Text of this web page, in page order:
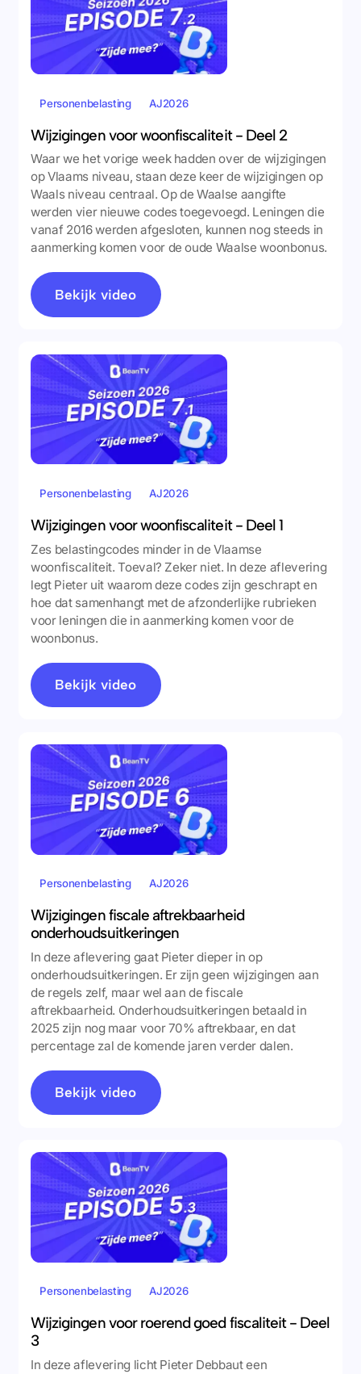
Personenbelasting AJ2026
Wijzigingen voor woonfiscaliteit - Deel 2
Waar we het vorige week hadden over de wijzigingen
op Vlaams niveau, staan deze keer de wijzigingen op
Waals niveau centraal. Op de Waalse aangifte
werden vier nieuwe codes toegevoegd. Leningen die
vanaf 2016 werden afgesloten, kunnen nog steeds in
aanmerking komen voor de oude Waalse woonbonus.
Bekijk video
Personenbelasting AJ2026
Wijzigingen voor woonfiscaliteit - Deel 1
Zes belastingcodes minder in de Vlaamse
woonfiscaliteit. Toeval? Zeker niet. In deze aflevering
legt Pieter uit waarom deze codes zijn geschrapt en
hoe dat samenhangt met de afzonderlijke rubrieken
voor leningen die in aanmerking komen voor de
woonbonus.
Bekijk video
Personenbelasting AJ2026
Wijzigingen fiscale aftrekbaarheid
onderhoudsuitkeringen
In deze aflevering gaat Pieter dieper in op
onderhoudsuitkeringen. Er zijn geen wijzigingen aan
de regels zelf, maar wel aan de fiscale
aftrekbaarheid. Onderhoudsuitkeringen betaald in
2025 zijn nog maar voor 70% aftrekbaar, en dat
percentage zal de komende jaren verder dalen.
Bekijk video
Personenbelasting AJ2026
Wijzigingen voor roerend goed fiscaliteit - Deel
3
In deze aflevering licht Pieter Debbaut een